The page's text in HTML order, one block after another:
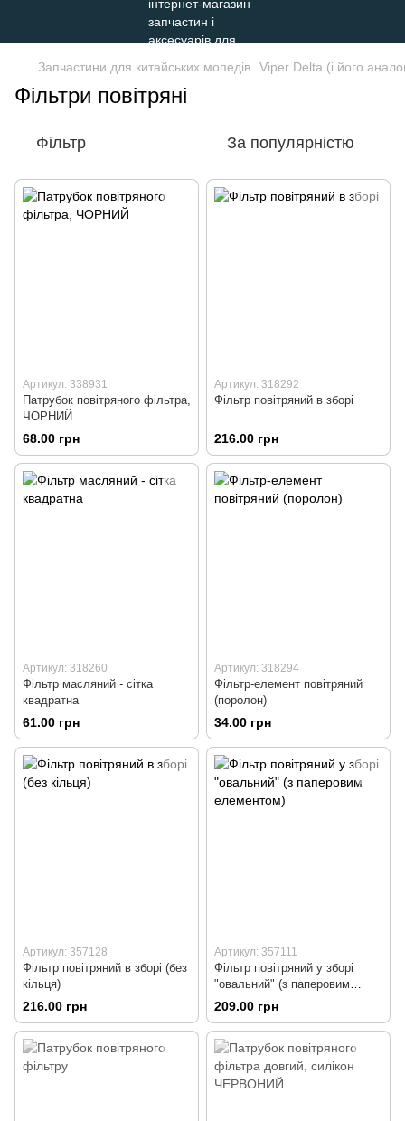
Запчастини для китайських мопедів Viper Delta (і його
Фільтри повітряні
Фільтр За популярністю
Артикул: 338931
Патрубок повітряного фільтра,
ЧОРНИЙ
68.00 грн
Артикул: 318292
Фільтр повітряний в зборі
216.00 грн
Артикул: 318260
Фільтр масляний - сітка
квадратна
61.00 грн
Артикул: 318294
Фільтр-елемент повітряний
(поролон)
34.00 грн
Артикул: 357128
Фільтр повітряний в зборі (без
кільця)
216.00 грн
Артикул: 357111
Фільтр повітряний у зборі
"овальний" (з паперовим
елементом)
209.00 грн